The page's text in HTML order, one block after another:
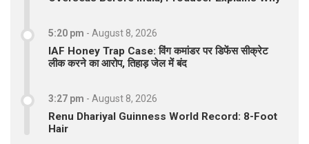
5:20 pm - August 8, 2026
IAF Honey Trap Case: विंग कमांडर पर डिफेंस सीक्रेट
लीक करने का आरोप, तिहाड़ जेल में बंद
3:27 pm - August 8, 2026
Renu Dhariyal Guinness World Record: 8-Foot
Hair